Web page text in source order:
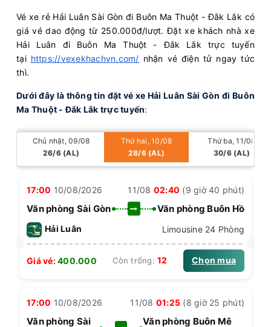
Vé xe rẻ Hải Luân Sài Gòn đi Buôn Ma Thuột - Đắk Lắk có
giá vé dao động từ 250.000đ/lượt. Đặt xe khách nhà xe
Hải Luân đi Buôn Ma Thuột - Đắk Lắk trực tuyến
tại https://vexekhachvn.com/ nhận vé điện tử ngay tức
thì.
Dưới đây là thông tin đặt vé xe Hải Luân Sài Gòn đi Buôn
Ma Thuột - Đắk Lắk trực tuyến:
Chủ nhật, 09/08
26/6 (AL)
Thứ hai, 10/08
28/6 (AL)
Thứ ba, 11/08
30/6 (AL)
17:00 10/08/2026 11/08 02:40 (9 giờ 40 phút)
Văn phòng Sài Gòn Văn phòng Buôn Hồ
Hải Luân Limousine 24 Phòng
Giá vé:400.000 Còn trống: 12 Chọn mua
17:00 10/08/2026 11/08 01:25 (8 giờ 25 phút)
Văn phòng Sài
Văn phòng Buôn Mê